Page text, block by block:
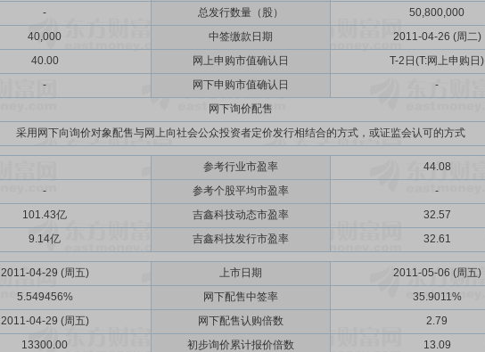
- 总发行数量（股）
50,800,000
40,000 中签缴款日期
2011-04-26 (周二)
40.00 网上申购市值确认日
T-2日(T:网上申购日)
- 网下申购市值确认日 -
网下询价配售
采用网下向询价对象配售与网上向社会公众投资者定价发行相结合的方式，或证监会认可的方式
参考行业市盈率
44.08
- 参考个股平均市盈率
-
101.43亿 吉鑫科技动态市盈率
32.57
9.14亿 吉鑫科技发行市盈率 32.61
2011-04-29 (周五) 上市日期
2011-05-06 (周五)
5.549456% 网下配售中签率
35.9011%
2011-04-29 (周五) 网下配售认购倍数
2.79
13300.00 初步询价累计报价倍数
13.09